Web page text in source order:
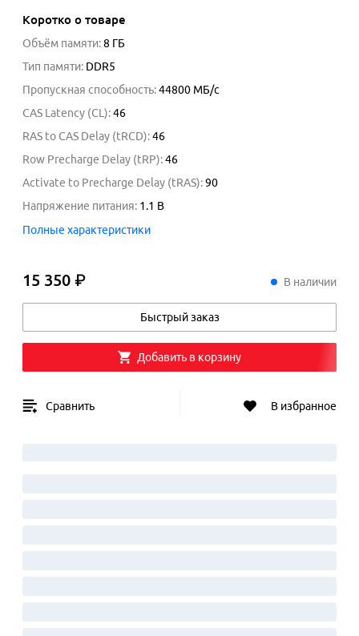
Коротко о товаре
Объём памяти:8 ГБ
Тип памяти: DDR5
Пропускная способность:44800 МБ/с
CAS Latency (CL):46
RAS to CAS Delay (tRCD):46
Row Precharge Delay (tRP):46
Activate to Precharge Delay (tRAS):90
Напряжение питания: 1.1 В
Полные характеристики
15 350 ₽15 350 ₽ В наличии
Быстрый заказ
Добавить в корзину
Сравнить В избранное